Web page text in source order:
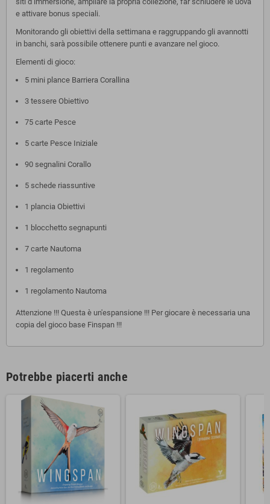
e attivare bonus speciali.
Monitorando gli obiettivi della settimana e raggruppando gli avannotti
in banchi, sarà possibile ottenere punti e avanzare nel gioco.
Elementi di gioco:
5 mini plance Barriera Corallina
3 tessere Obiettivo
75 carte Pesce
5 carte Pesce Iniziale
90 segnalini Corallo
5 schede riassuntive
1 plancia Obiettivi
1 blocchetto segnapunti
7 carte Nautoma
1 regolamento
1 regolamento Nautoma
Attenzione !!! Questa è un'espansione !!! Per giocare è necessaria una
copia del gioco base Finspan !!!
Potrebbe piacerti anche